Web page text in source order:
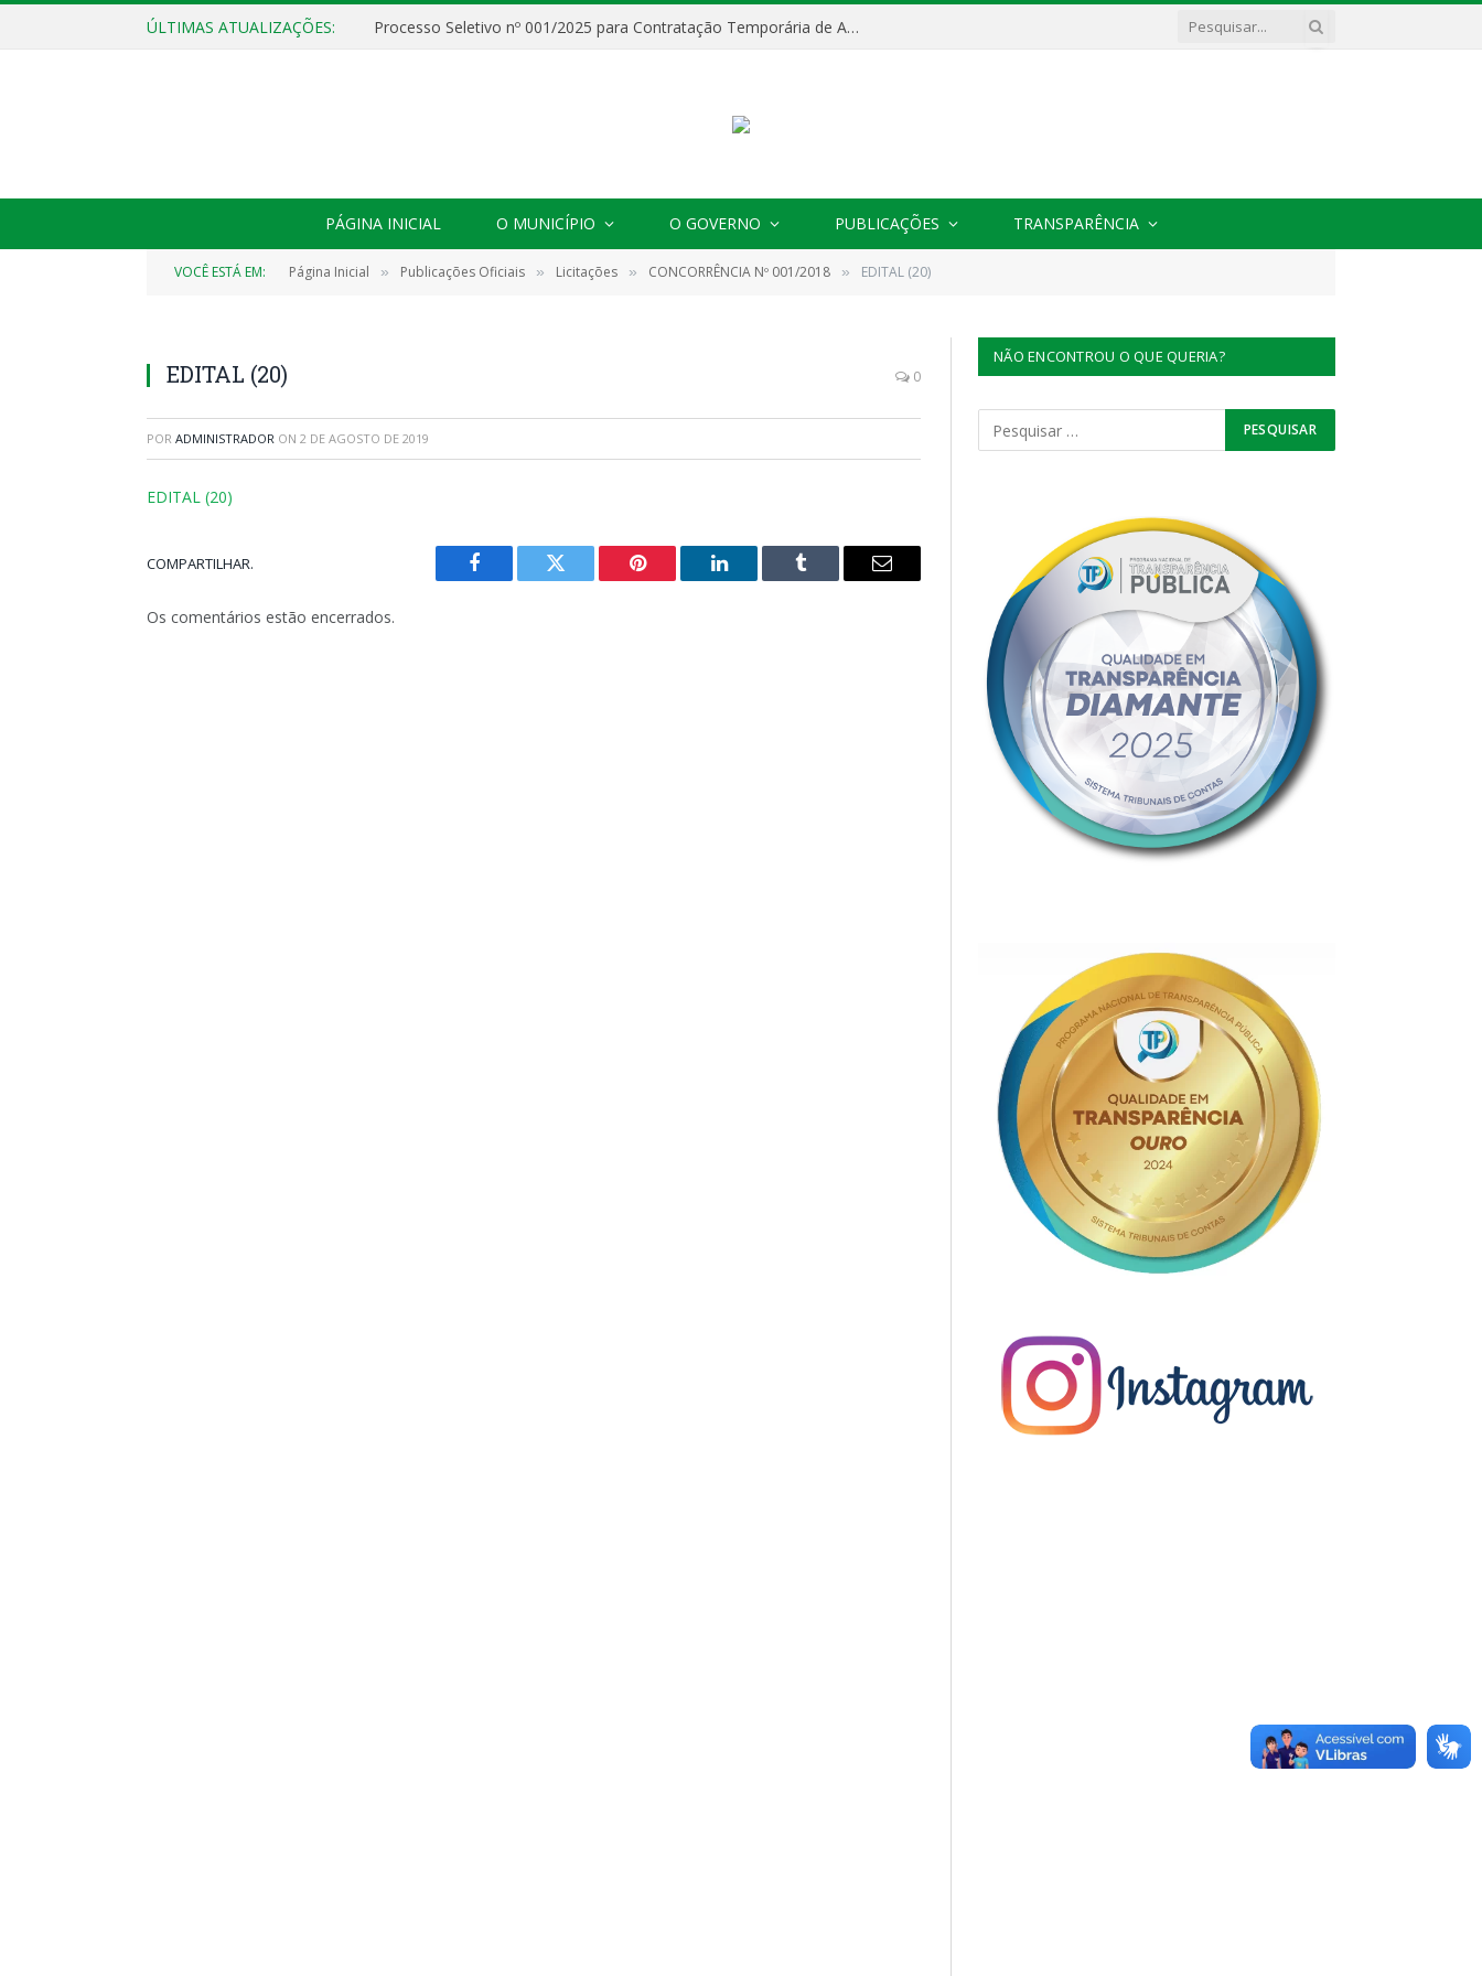
ÚLTIMAS ATUALIZAÇÕES: Processo Seletivo nº 001/2025 para Contratação Temporária de Agentes Comunitários de Saúde (ACS)
PÁGINA INICIAL O MUNICÍPIO O GOVERNO PUBLICAÇÕES TRANSPARÊNCIA
VOCÊ ESTÁ EM: Página Inicial » Publicações Oficiais » Licitações » CONCORRÊNCIA Nº 001/2018 » EDITAL (20)
EDITAL (20) 0
POR ADMINISTRADOR ON 2 DE AGOSTO DE 2019
EDITAL (20)
COMPARTILHAR.
Facebook Twitter Pinterest LinkedIn Tumblr
E-
Os comentários estão encerrados.
NÃO ENCONTROU O QUE QUERIA?